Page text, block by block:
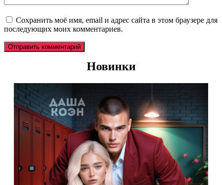
Сохранить моё имя, email и адрес сайта в этом браузере для
последующих моих комментариев.
Новинки